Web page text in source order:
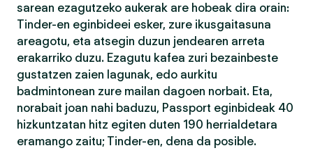
sarean ezagutzeko aukerak are hobeak dira orain:
Tinder-en eginbideei esker, zure ikusgaitasuna
areagotu, eta atsegin duzun jendearen arreta
erakarriko duzu. Ezagutu kafea zuri bezainbeste
gustatzen zaien lagunak, edo aurkitu
badmintonean zure mailan dagoen norbait. Eta,
norabait joan nahi baduzu, Passport eginbideak 40
hizkuntzatan hitz egiten duten 190 herrialdetara
eramango zaitu; Tinder-en, dena da posible.